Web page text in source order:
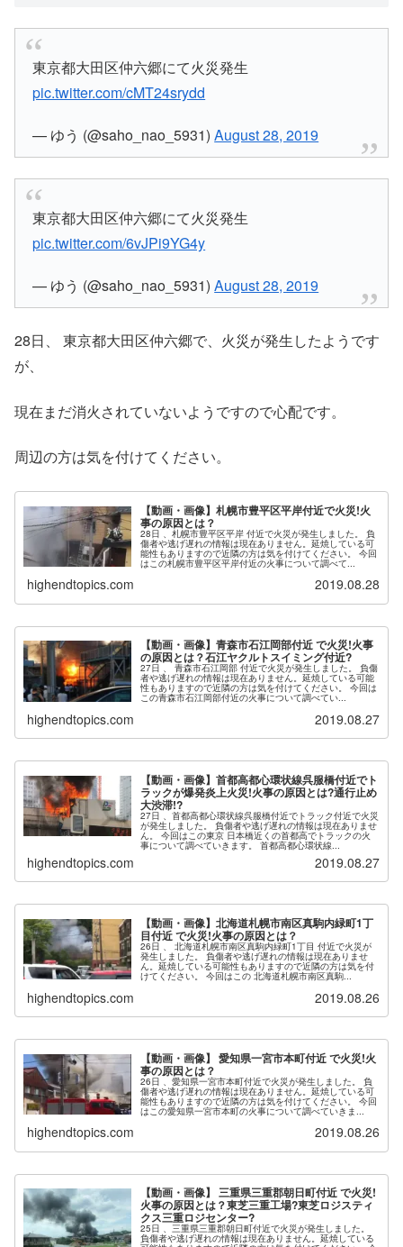
東京都大田区仲六郷にて火災発生
pic.twitter.com/cMT24srydd
— ゆう (@saho_nao_5931)August 28, 2019
東京都大田区仲六郷にて火災発生
pic.twitter.com/6vJPi9YG4y
— ゆう (@saho_nao_5931)August 28, 2019
28日、 東京都大田区仲六郷で、火災が発生したようです
が、
現在まだ消火されていないようですので心配です。
周辺の方は気を付けてください。
【動画・画像】札幌市豊平区平岸付近で火災!火
事の原因とは？
28日 、札幌市豊平区平岸 付近で火災が発生しました。 負
傷者や逃げ遅れの情報は現在ありません。延焼している可
能性もありますので近隣の方は気を付けてください。 今回
はこの札幌市豊平区平岸付近の火事について調べて...
highendtopics.com 2019.08.28
【動画・画像】青森市石江岡部付近 で火災!火事
の原因とは？石江ヤクルトスイミング付近?
27日 、 青森市石江岡部 付近で火災が発生しました。 負傷
者や逃げ遅れの情報は現在ありません。延焼している可能
性もありますので近隣の方は気を付けてください。 今回は
この青森市石江岡部付近の火事について調べてい...
highendtopics.com 2019.08.27
【動画・画像】首都高都心環状線呉服橋付近でト
ラックが爆発炎上火災!火事の原因とは?通行止め
大渋滞!?
27日 、首都高都心環状線呉服橋付近でトラック付近で火災
が発生しました。 負傷者や逃げ遅れの情報は現在ありませ
ん。 今回はこの東京 日本橋近くの首都高でトラックの火
事について調べていきます。 首都高都心環状線...
highendtopics.com 2019.08.27
【動画・画像】北海道札幌市南区真駒内緑町1丁
目付近 で火災!火事の原因とは？
26日 、 北海道札幌市南区真駒内緑町1丁目 付近で火災が
発生しました。 負傷者や逃げ遅れの情報は現在ありませ
ん。延焼している可能性もありますので近隣の方は気を付
けてください。 今回はこの 北海道札幌市南区真駒...
highendtopics.com 2019.08.26
【動画・画像】 愛知県一宮市本町付近 で火災!火
事の原因とは？
26日 、愛知県一宮市本町付近で火災が発生しました。 負
傷者や逃げ遅れの情報は現在ありません。延焼している可
能性もありますので近隣の方は気を付けてください。 今回
はこの愛知県一宮市本町の火事について調べていきま...
highendtopics.com 2019.08.26
【動画・画像】 三重県三重郡朝日町付近 で火災!
火事の原因とは？東芝三重工場?東芝ロジスティ
クス三重ロジセンター?
25日 、三重県三重郡朝日町付近で火災が発生しました。
負傷者や逃げ遅れの情報は現在ありません。延焼している